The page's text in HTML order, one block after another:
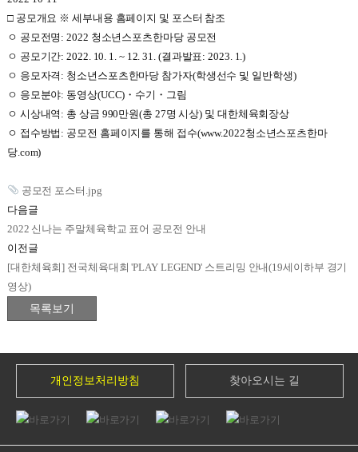
□ 공모개요 ※ 세부내용 홈페이지 및 포스터 참조
ㅇ 공모전명: 2022 청소년스포츠한마당 공모전
ㅇ 공모기간: 2022. 10. 1. ~ 12. 31. (결과발표: 2023. 1.)
ㅇ 응모자격: 청소년스포츠한마당 참가자(학생선수 및 일반학생)
ㅇ 응모분야: 동영상(UCC)・수기・그림
ㅇ 시상내역: 총 상금 990만원(총 27명 시상) 및 대한체육회장상
ㅇ 접수방법: 공모전 홈페이지를 통해 접수(www.2022청소년스포츠한마
당.com)
공모전 포스터.jpg
다음글
2022 신나는 주말체육학교 표어 공모전 안내
이전글
[대한체육회] 전국체육대회 'PLAY LEGEND' 스트리밍 안내(19세이하부 경기
영상)
개인정보처리방침 찾아오시는 길